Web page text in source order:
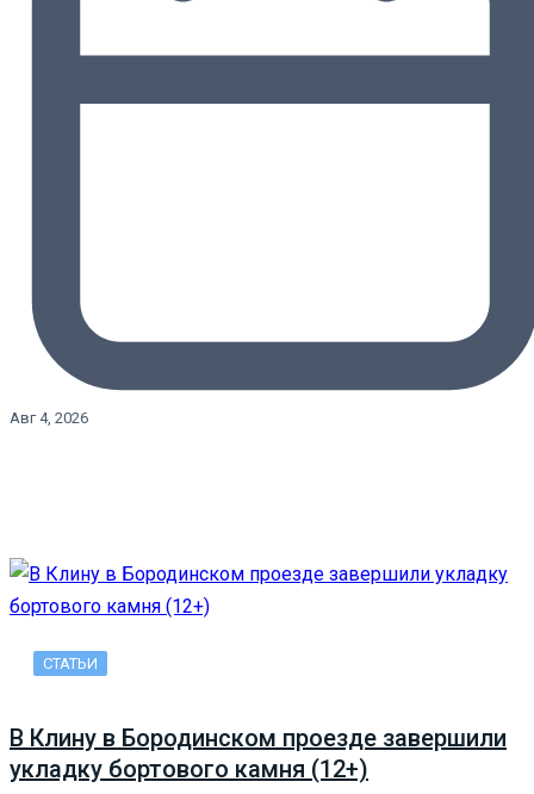
Авг 4, 2026
СТАТЬИ
В Клину в Бородинском проезде завершили
укладку бортового камня (12+)